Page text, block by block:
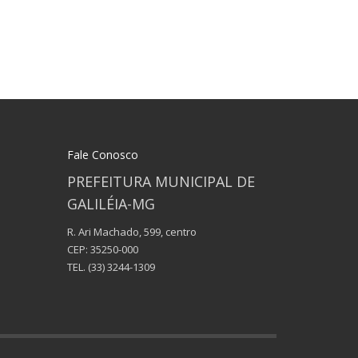
Fale Conosco
PREFEITURA MUNICIPAL DE
GALILÉIA-MG
R. Ari Machado, 599, centro
CEP: 35250-000
TEL. (33) 3244-1309